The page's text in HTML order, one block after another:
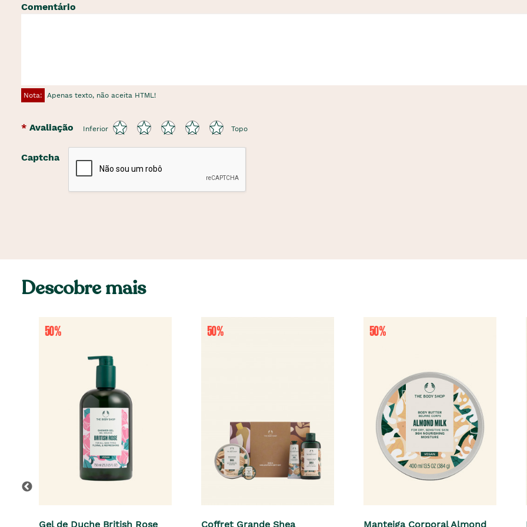
Comentário
Nota: Apenas texto, não aceita HTML!
Avaliação Inferior Topo
Captcha
Descobre mais
Gel de Duche British Rose Coffret Grande Shea Manteiga Corporal Almond